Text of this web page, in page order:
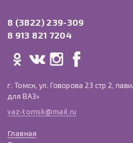
8 (3822) 239-309
8 913 821 7204
г. Томск, ул. Говорова 23 стр 2,
для ВАЗ»
vaz-tomsk@mail.ru
Главная